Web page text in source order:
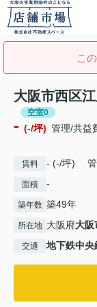
こ
大阪市西区
空室0
- (-/坪) 管理/共益
賃料 - (-/坪) 管
面積 -
築年数 築49年
所在地 大阪府大阪
交通 地下鉄中央